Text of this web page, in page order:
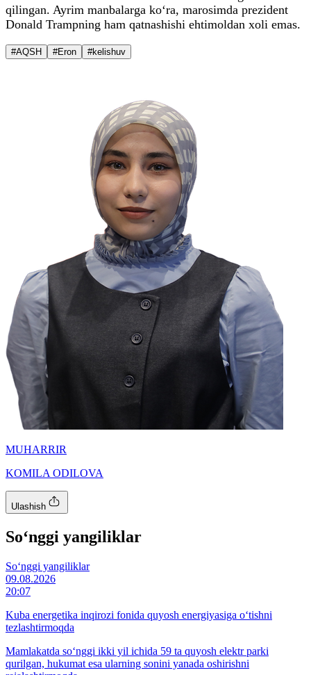
qilingan. Ayrim manbalarga ko‘ra, marosimda prezident
Donald Trampning ham qatnashishi ehtimoldan xoli emas.
#AQSH #Eron #kelishuv
MUHARRIR
KOMILA ODILOVA
Ulashish
So‘nggi yangiliklar
So‘nggi yangiliklar
09.08.2026
20:07
Kuba energetika inqirozi fonida quyosh energiyasiga o‘tishni
tezlashtirmoqda
Mamlakatda so‘nggi ikki yil ichida 59 ta quyosh elektr parki
qurilgan, hukumat esa ularning sonini yanada oshirishni